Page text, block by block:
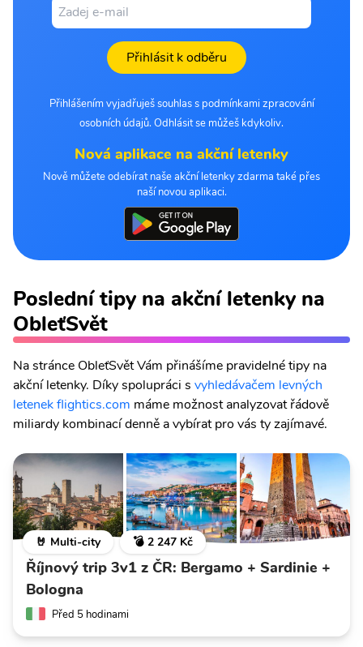
Přihlásit k odběru
Přihlášením vyjadřuješ souhlas s podmínkami zpracování
osobních údajů. Odhlásit se můžeš kdykoliv.
Nová aplikace na akční letenky
Nově můžete odebírat naše akční letenky zdarma také přes
naší novou aplikaci.
Poslední tipy na akční letenky na
ObleťSvět
Na stránce ObleťSvět Vám přinášíme pravidelné tipy na
akční letenky. Díky spolupráci s vyhledávačem levných
letenek flightics.com máme možnost analyzovat řádově
miliardy kombinací denně a vybírat pro vás ty zajímavé.
🤘 Multi-city 💣 2 247 Kč
Říjnový trip 3v1 z ČR: Bergamo + Sardinie +
Bologna
Před 5 hodinami